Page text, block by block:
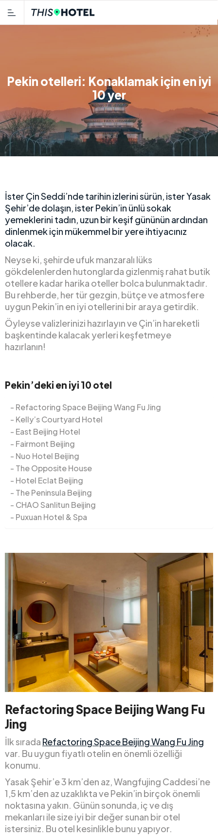
Pekin otelleri: Konaklamak için en iyi
10 yer
İster Çin Seddi’nde tarihin izlerini sürün, ister Yasak
Şehir’de dolaşın, ister Pekin’in ünlü sokak
yemeklerini tadın, uzun bir keşif gününün ardından
dinlenmek için mükemmel bir yere ihtiyacınız
olacak.
Neyse ki, şehirde ufuk manzaralı lüks
gökdelenlerden hutonglarda gizlenmiş rahat butik
otellere kadar harika oteller bolca bulunmaktadır.
Bu rehberde, her tür gezgin, bütçe ve atmosfere
uygun Pekin’in en iyi otellerini bir araya getirdik.
Öyleyse valizlerinizi hazırlayın ve Çin’in hareketli
başkentinde kalacak yerleri keşfetmeye
hazırlanın!
Pekin’deki en iyi 10 otel
Refactoring Space Beijing Wang Fu Jing
Kelly’s Courtyard Hotel
East Beijing Hotel
Fairmont Beijing
Nuo Hotel Beijing
The Opposite House
Hotel Eclat Beijing
The Peninsula Beijing
CHAO Sanlitun Beijing
Puxuan Hotel & Spa
Refactoring Space Beijing Wang Fu
Jing
İlk sırada Refactoring Space Beijing Wang Fu Jing
var. Bu uygun fiyatlı otelin en önemli özelliği
konumu.
Yasak Şehir’e 3 km’den az, Wangfujing Caddesi’ne
1,5 km’den az uzaklıkta ve Pekin’in birçok önemli
noktasına yakın. Günün sonunda, iç ve dış
mekanları ile size iyi bir değer sunan bir otel
istersiniz. Bu otel kesinlikle bunu yapıyor.